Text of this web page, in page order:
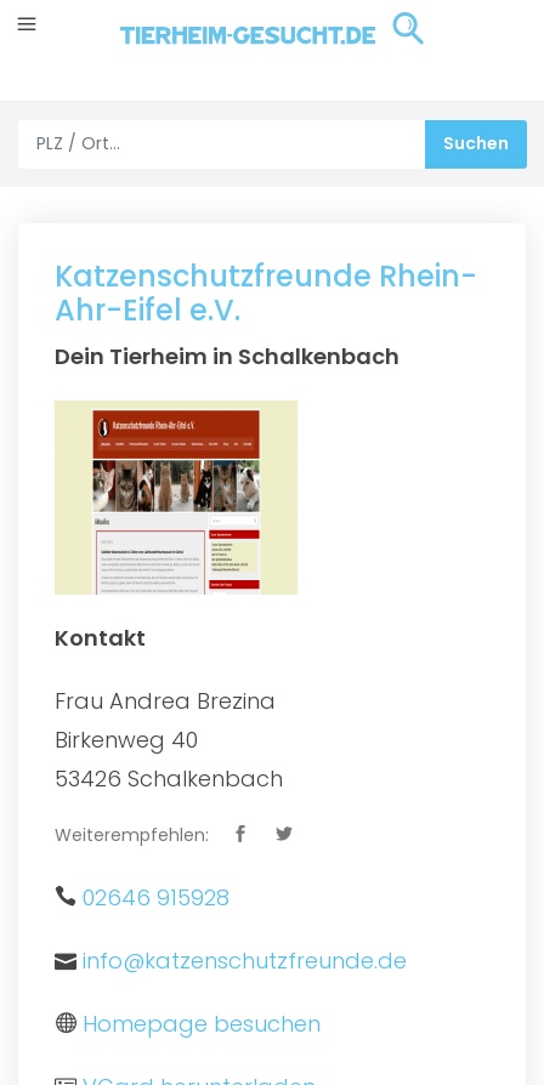
Katzenschutzfreunde Rhein-
Ahr-Eifel e.V.
Dein Tierheim in Schalkenbach
Kontakt
Frau Andrea Brezina
Birkenweg 40
53426 Schalkenbach
Weiterempfehlen:
02646 915928
info@katzenschutzfreunde.de
Homepage besuchen